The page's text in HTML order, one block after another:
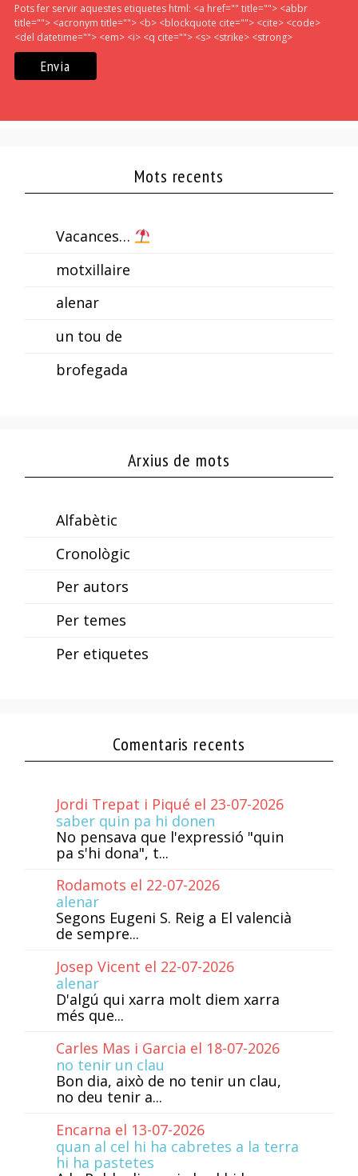
Pots fer servir aquestes etiquetes html: <a href="" title=""> <abbr
title=""> <acronym title=""> <b> <blockquote cite=""> <cite> <code>
<del datetime=""> <em> <i> <q cite=""> <s> <strike> <strong>
Mots recents
Vacances…
motxillaire
alenar
un tou de
brofegada
Arxius de mots
Alfabètic
Cronològic
Per autors
Per temes
Per etiquetes
Comentaris recents
Jordi Trepat i Piqué el 23-07-2026
saber quin pa hi donen
No pensava que l'expressió "quin
pa s'hi dona", t...
Rodamots el 22-07-2026
alenar
Segons Eugeni S. Reig a El valencià
de sempre...
Josep Vicent el 22-07-2026
alenar
D'algú qui xarra molt diem xarra
més que...
Carles Mas i Garcia el 18-07-2026
no tenir un clau
Bon dia, això de no tenir un clau,
no deu tenir a...
Encarna el 13-07-2026
quan al cel hi ha cabretes a la terra
hi ha pastetes